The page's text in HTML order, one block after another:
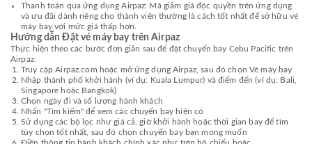
Thanh toán qua ứng dụng Airpaz: Mã giảm giá độc quyền trên ứng dụng
và ưu đãi dành riêng cho thành viên thường là cách tốt nhất để sở hữu vé
máy bay với mức giá thấp hơn.
Hướng dẫn Đặt vé máy bay trên Airpaz
Thực hiện theo các bước đơn giản sau để đặt chuyến bay Cebu Pacific trên
Airpaz:
Truy cập Airpaz.com hoặc mở ứng dụng Airpaz, sau đó chọn Vé máy bay
Nhập thành phố khởi hành (ví dụ: Kuala Lumpur) và điểm đến (ví dụ: Bali,
Singapore hoặc Bangkok)
Chọn ngày đi và số lượng hành khách
Nhấn "Tìm kiếm" để xem các chuyến bay hiện có
Sử dụng các bộ lọc như giá cả, giờ khởi hành hoặc thời gian bay để tìm
tùy chọn tốt nhất, sau đó chọn chuyến bay bạn mong muốn